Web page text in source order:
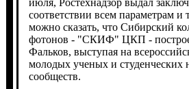
июля, Ростехнадзор выдал
соответствии всем параметрам и
можно сказать, что Сибирский
фотонов - "СКИФ" ЦКП -
Фальков, выступая на
молодых ученых и студенческих
сообществ.